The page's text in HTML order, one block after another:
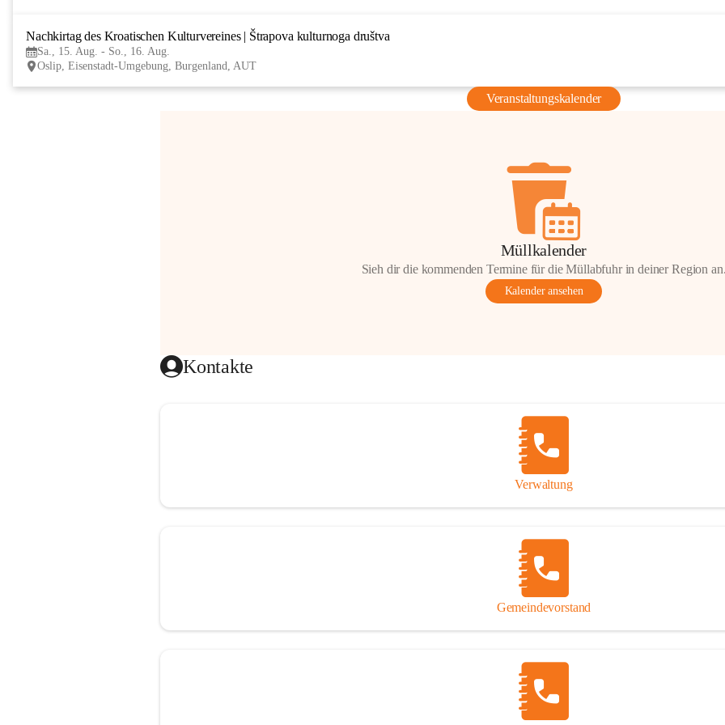
Nachkirtag des Kroatischen Kulturvereines | Štrapova kulturnoga društva
Sa., 15. Aug. - So., 16. Aug.
Oslip, Eisenstadt-Umgebung, Burgenland, AUT
Veranstaltungskalender
Müllkalender
Sieh dir die kommenden Termine für die Müllabfuhr in deiner Region an.
Kalender ansehen
Kontakte
Verwaltung
Gemeindevorstand